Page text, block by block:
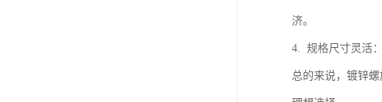
济。
4. 规格尺寸灵活
总的来说，镀锌